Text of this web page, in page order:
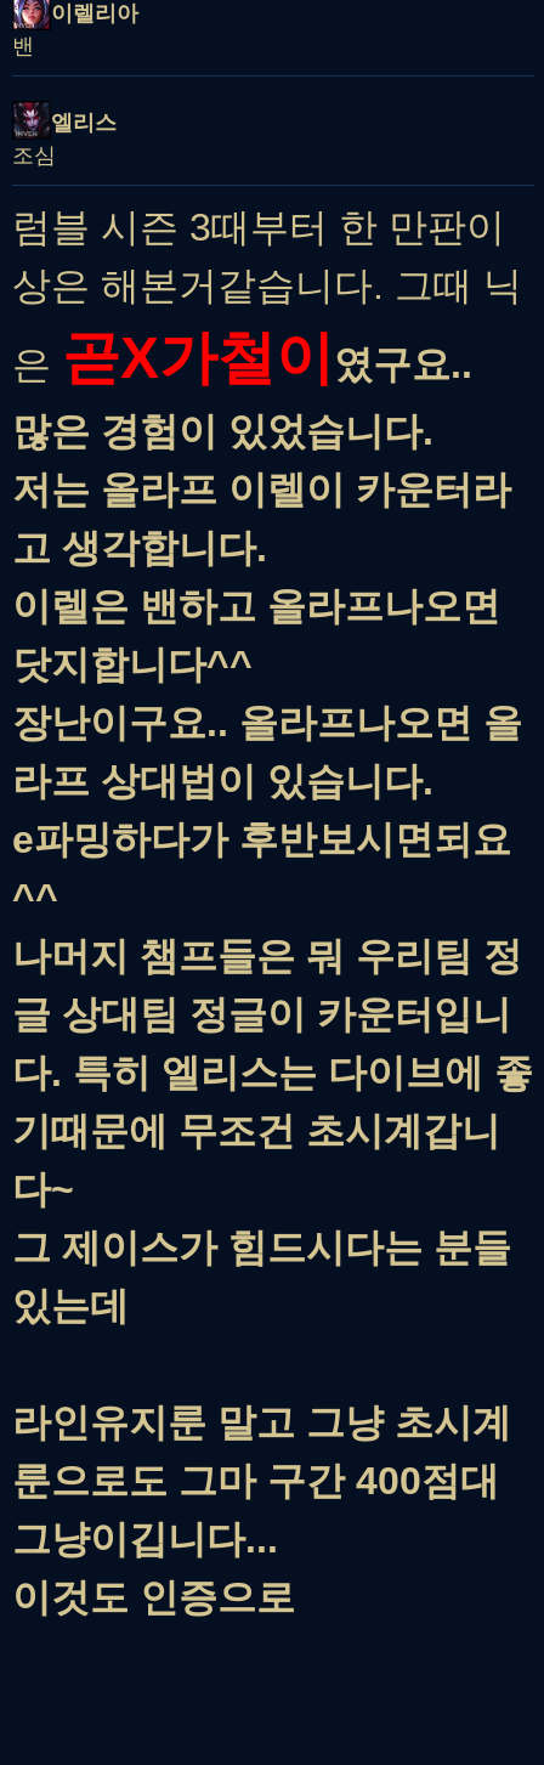
이렐리아
밴
엘리스
조심
럼블 시즌 3때부터 한 만판이
상은 해본거같습니다. 그때 닉
은 곧X가철이 였구요..
많은 경험이 있었습니다.
저는 올라프 이렐이 카운터라
고 생각합니다.
이렐은 밴하고 올라프나오면
닷지합니다^^
장난이구요.. 올라프나오면 올
라프 상대법이 있습니다.
e파밍하다가 후반보시면되요
^^
나머지 챔프들은 뭐 우리팀 정
글 상대팀 정글이 카운터입니
다. 특히 엘리스는 다이브에 좋
기때문에 무조건 초시계갑니
다~
그 제이스가 힘드시다는 분들
있는데
라인유지룬 말고 그냥 초시계
룬으로도 그마 구간 400점대
그냥이깁니다...
이것도 인증으로